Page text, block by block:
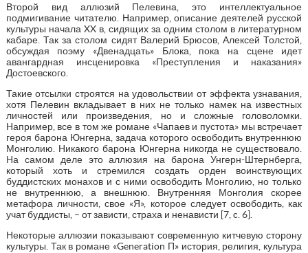
Второй вид аллюзий Пелевина, это интеллектуальное
подмигивание читателю. Например, описание деятелей русской
культуры начала XX в, сидящих за одним столом в литературном
кабаре. Так за столом сидят Валерий Брюсов, Алексей Толстой,
обсуждая поэму «Двенадцать» Блока, пока на сцене идет
авангардная инсценировка «Преступления и наказания»
Достоевского.
Такие отсылки строятся на удовольствии от эффекта узнавания,
хотя Пелевин вкладывает в них не только намек на известных
личностей или произведения, но и сложные головоломки.
Например, все в том же романе «Чапаев и пустота» мы встречает
героя барона Юнгерна, задача которого освободить внутреннюю
Монголию. Никакого барона Юнгерна никогда не существовало.
На самом деле это аллюзия на барона Унгерн-Штернберга,
который хоть и стремился создать орден воинствующих
буддистских монахов и с ними освободить Монголию, но только
не внутреннюю, а внешнюю. Внутренняя Монголия скорее
метафора личности, свое «Я», которое следует освободить, как
учат буддисты, – от зависти, страха и ненависти [7, c. 6].
Некоторые аллюзии показывают современную китчевую сторону
культуры. Так в романе «Generation П» история, религия, культура